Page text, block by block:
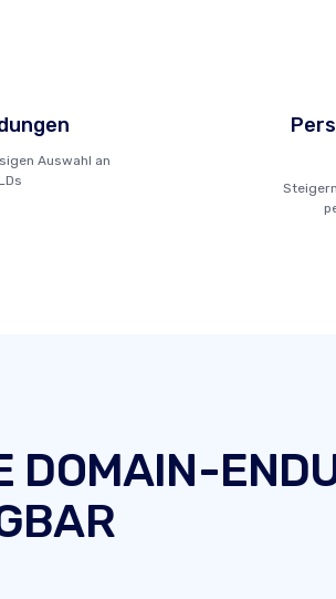
Auswahl an
DOMAIN-